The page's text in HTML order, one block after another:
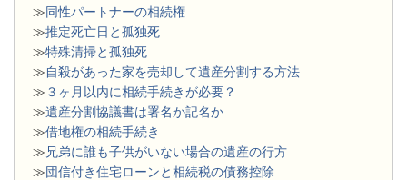
≫同性パートナーの相続権
≫推定死亡日と孤独死
≫特殊清掃と孤独死
≫自殺があった家を売却して遺産分割する方法
≫ ３ヶ月以内に相続手続きが必要？
≫遺産分割協議書は署名か記名か
≫借地権の相続手続き
≫ 兄弟に誰も子供がいない場合の遺産の行方
≫団信付き住宅ローンと相続税の債務控除